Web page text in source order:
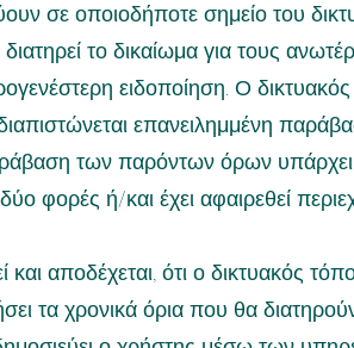
σε οποιοδήποτε σημείο του
το δικαίωμα για τους
ειδοποίηση. Ο
επανειλημμένη
των παρόντων όρων υπάρχει
φορές ή/και έχει αφαιρεθεί
και αποδέχεται, ότι ο δικτυακός
τα χρονικά όρια που θα